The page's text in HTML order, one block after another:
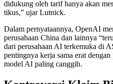
didukung oleh tarif hanya akan
tikus,” ujar Lutnick.
Dalam pernyataannya, OpenAI
perusahaan China dan lainnya
dari perusahaan AI terkemuka di
pentingnya kerja sama erat
model AI paling canggih.